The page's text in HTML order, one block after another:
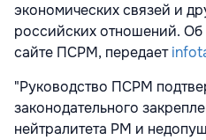
экономических связей и
российских отношений.
сайте ПСРМ, передает
"Руководство ПСРМ
законодательного
нейтралитета РМ и